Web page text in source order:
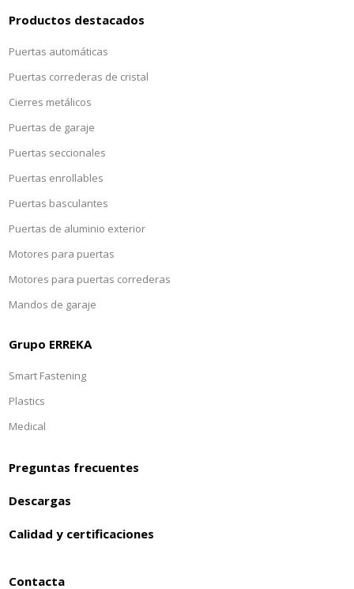
Productos destacados
Puertas automáticas
Puertas correderas de cristal
Cierres metálicos
Puertas de garaje
Puertas seccionales
Puertas enrollables
Puertas basculantes
Puertas de aluminio exterior
Motores para puertas
Motores para puertas correderas
Mandos de garaje
Grupo ERREKA
Smart Fastening
Plastics
Medical
Preguntas frecuentes
Descargas
Calidad y certificaciones
Contacta